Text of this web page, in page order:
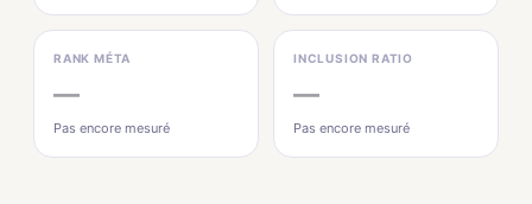
RANK MÉTA
—
Pas encore mesuré
INCLUSION RATIO
—
Pas encore mesuré